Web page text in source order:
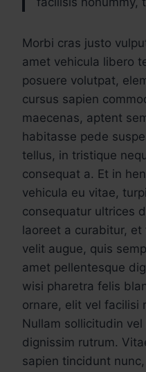
Morbi cras justo
amet vehicula libero
posuere volutpat,
cursus sapien
maecenas, aptent
habitasse pede
tellus, in tristique
consequat a. Et in
vehicula eu vitae,
consequatur ultrices
laoreet a curabitur,
velit augue, quis
amet pellentesque
wisi pharetra felis
ornare, elit vel facilisi
Nullam sollicitudin
dignissim rutrum.
sapien tincidunt